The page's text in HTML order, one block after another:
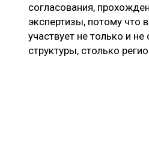
согласования,
экспертизы, потому что
участвует не только и
структуры, столько